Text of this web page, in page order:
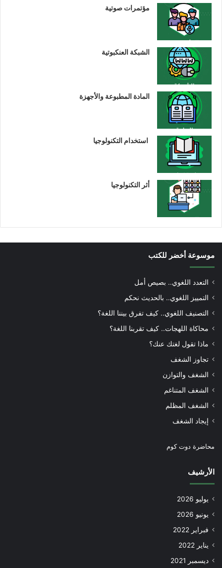
مؤتمرات صوتية
الشبكة العنكبوتية
المادة المطبوعة والأجهزة
استخدام التكنولوجيا
أثر التكنولوجيا
موسوعة أخضر للكتب
التعدد اللغوي.. بصيص أمل
التمييز اللغوي.. بالحديث نحكم
التصنيف اللغوي.. كيف تفرق بيننا اللغة؟
محاكاة اللهجات.. كيف تقربنا اللغة؟
ماذا تقول لغتك عنك؟
تجاوز الشغف
الشغف والتوازن
الشغف المتناغم
الشغف المظلم
إيجاد الشغف
محاضرة دوت كوم
الأرشيف
يوليو 2026
يونيو 2026
فبراير 2022
يناير 2022
ديسمبر 2021